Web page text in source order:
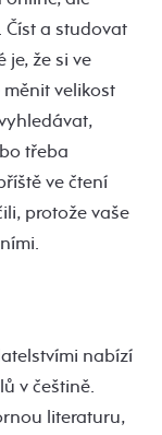
a studovat
je, že si ve
velikost
třeba
ve čtení
protože vaše
nabízí
v češtině.
literaturu,